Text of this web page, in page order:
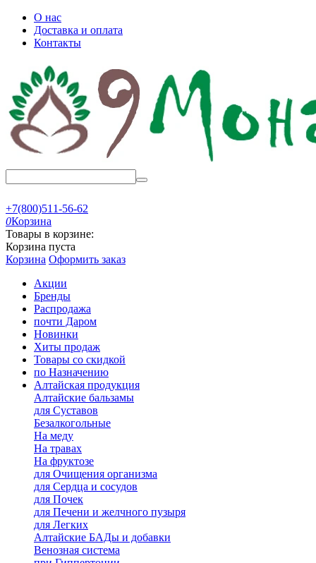
О нас
Доставка и оплата
Контакты
+7(800)511-56-62
0Корзина
Товары в корзине:
Корзина пуста
Корзина Оформить заказ
Акции
Бренды
Распродажа
почти Даром
Новинки
Хиты продаж
Товары со скидкой
по Назначению
Алтайская продукция
Алтайские бальзамы
для Суставов
Безалкогольные
На меду
На травах
На фруктозе
для Очищения организма
для Сердца и сосудов
для Почек
для Печени и желчного пузыря
для Легких
Алтайские БАДы и добавки
Венозная система